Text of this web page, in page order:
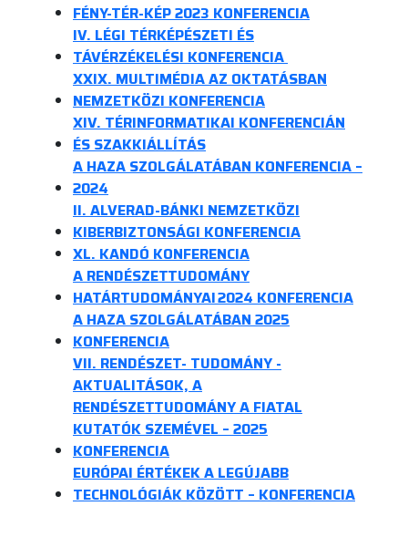
FÉNY-TÉR-KÉP 2023 KONFERENCIA
IV. LÉGI TÉRKÉPÉSZETI ÉS
TÁVÉRZÉKELÉSI KONFERENCIA
XXIX. MULTIMÉDIA AZ OKTATÁSBAN
NEMZETKÖZI KONFERENCIA
XIV. TÉRINFORMATIKAI KONFERENCIÁN
ÉS SZAKKIÁLLÍTÁS
A HAZA SZOLGÁLATÁBAN KONFERENCIA –
2024
II. ALVERAD-BÁNKI NEMZETKÖZI
KIBERBIZTONSÁGI KONFERENCIA
XL. KANDÓ KONFERENCIA
A RENDÉSZETTUDOMÁNY
HATÁRTUDOMÁNYAI 2024 KONFERENCIA
A HAZA SZOLGÁLATÁBAN 2025
KONFERENCIA
VII. RENDÉSZET- TUDOMÁNY -
AKTUALITÁSOK, A
RENDÉSZETTUDOMÁNY A FIATAL
KUTATÓK SZEMÉVEL – 2025
KONFERENCIA
EURÓPAI ÉRTÉKEK A LEGÚJABB
TECHNOLÓGIÁK KÖZÖTT – KONFERENCIA